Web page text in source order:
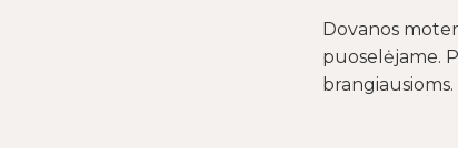
Dovanos
puoselėjame.
brangiausioms.